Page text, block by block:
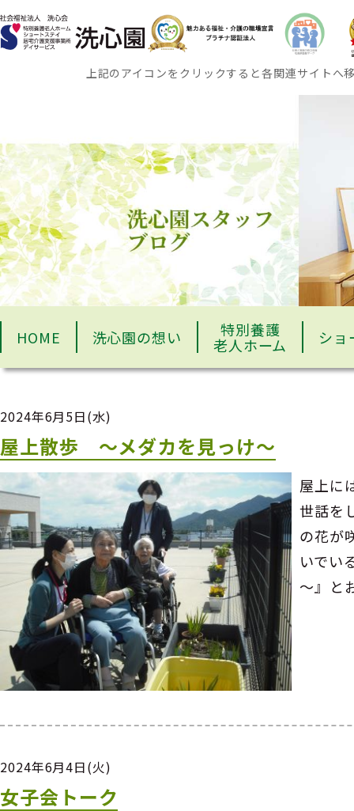
上記のアイコンをクリックすると各関連サイトへ
HOME 洗心園の想い 特別養護
老人ホーム ショ
2024年6月5日(水)
屋上散歩 ～メダカを見っけ～
屋上に
世話を
の花が
いでい
～』と
2024年6月4日(火)
女子会トーク